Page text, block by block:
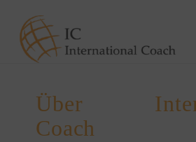
Über
Coach